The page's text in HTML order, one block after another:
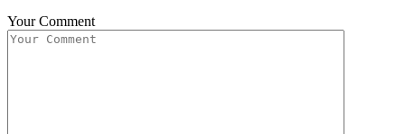
Your Comment